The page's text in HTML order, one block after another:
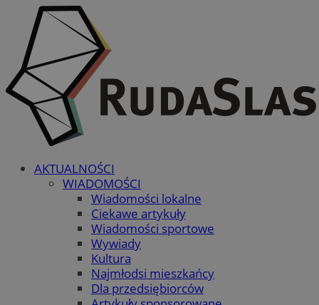
AKTUALNOŚCI
WIADOMOŚCI
Wiadomości lokalne
Ciekawe artykuły
Wiadomości sportowe
Wywiady
Kultura
Najmłodsi mieszkańcy
Dla przedsiębiorców